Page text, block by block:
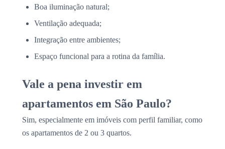
Boa iluminação natural;
Ventilação adequada;
Integração entre ambientes;
Espaço funcional para a rotina da família.
Vale a pena investir em
apartamentos em São Paulo?
Sim, especialmente em imóveis com perfil familiar, como
os apartamentos de 2 ou 3 quartos.